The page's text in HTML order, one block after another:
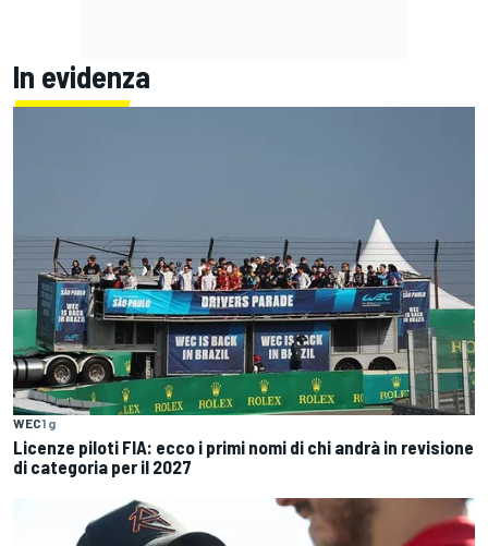
In evidenza
WEC1 g
Licenze piloti FIA: ecco i primi nomi di chi andrà in revisione
di categoria per il 2027